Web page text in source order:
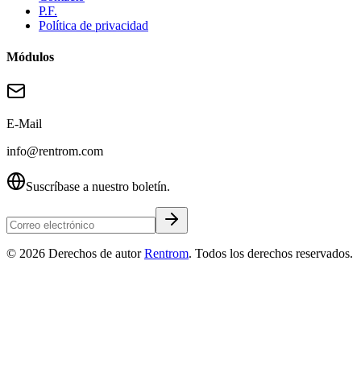
P.F.
Política de privacidad
Módulos
E-Mail
info@rentrom.com
Suscríbase a nuestro boletín.
© 2026 Derechos de autor Rentrom. Todos los derechos reservados.